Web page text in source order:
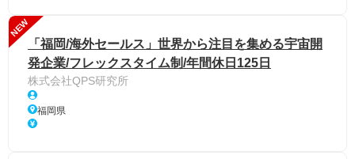
NEW
「福岡/海外セールス」世界から注目を集める宇宙開
発企業/フレックスタイム制/年間休日125日
株式会社QPS研究所
福岡県